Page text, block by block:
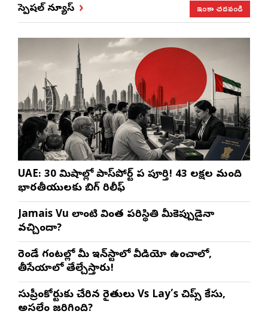
స్పెషల్ న్యూస్ ఇంకా చదవండి
UAE: 30 నిమిషాల్లో పాస్‌పోర్ట్ పని పూర్తి! 43 లక్షల మంది
భారతీయులకు బిగ్ రిలీఫ్
Jamais Vu లాంటి వింత పరిస్థితి మీకెప్పుడైనా
వచ్చిందా?
రెండే గంటల్లో మీ ఇన్‌స్టాలో వీడియో ఉంచాలో,
తీసేయాలో తేల్చేస్తారు!
సుప్రీంకోర్టుకు చేరిన రైతులు Vs Lay’s చిప్స్‌ కేసు,
అసలేం జరిగింది?